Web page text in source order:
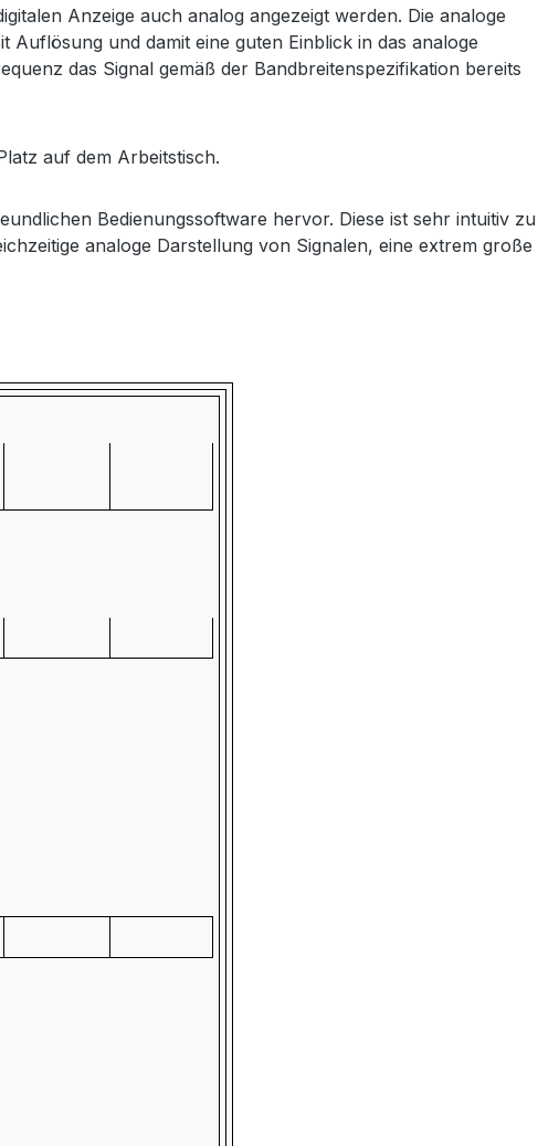
Anzeige auch analog angezeigt werden. Die analoge
Auflösung und damit eine guten Einblick in das analoge
das Signal gemäß der Bandbreitenspezifikation bereits
auf dem Arbeitstisch.
Bedienungssoftware hervor. Diese ist sehr intuitiv zu
analoge Darstellung von Signalen, eine extrem große